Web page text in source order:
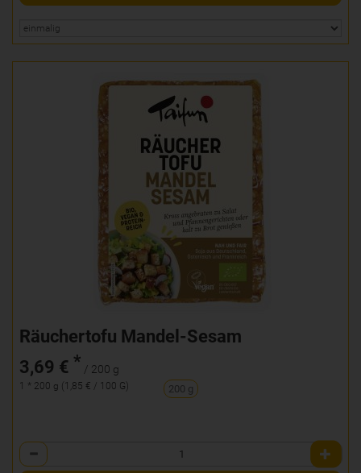
Räuchertofu Mandel-Sesam
3,69 € * / 200 g
1 * 200 g (1,85 € / 100 G) 200 g
Anzahl